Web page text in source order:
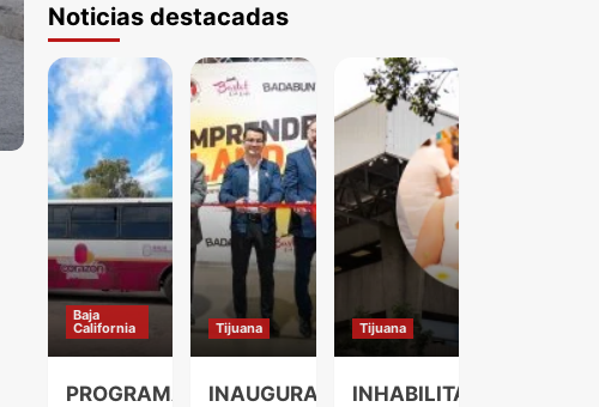
Noticias destacadas
Baja
California
PROGRAMA
Tijuana
INAUGURA
Tijuana
INHABILITAN